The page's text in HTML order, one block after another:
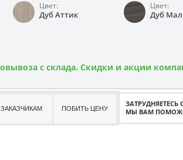
Цвет:
Дуб Аттик
Цвет:
Дуб
с склада. Скидки и акции
ПОБИТЬ ЦЕНУ
МЫ ВАМ